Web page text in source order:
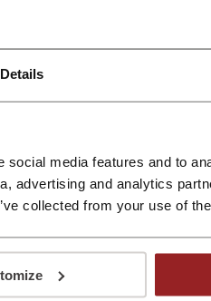
Details
media features and to
advertising and analytics
collected from your use of
bei Alba Moda
Profitieren Sie dann von der